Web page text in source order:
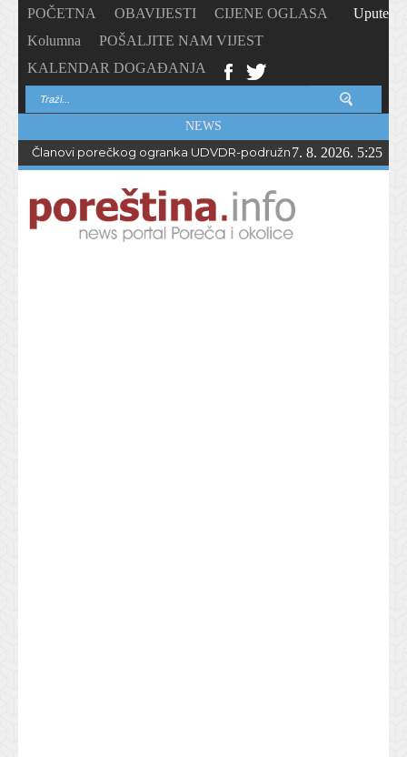
POČETNA OBAVIJESTI
CIJENE OGLASA
Kolumna
POŠALJITE NAM VIJEST
KALENDAR DOGAĐANJA
Upute
NEWS
Članovi porečkog ogranka UDVDR-podružnice Istarske
7. 8. 2026. 5:25